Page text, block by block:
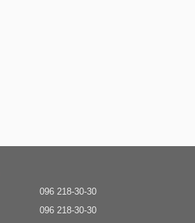
096 218-30-30
096 218-30-30